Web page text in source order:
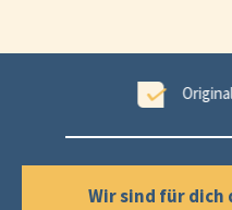
99,6
Wir sind für dich